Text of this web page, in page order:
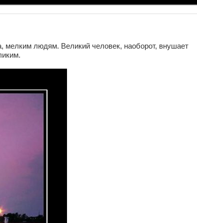
мелким людям. Великий человек, наоборот, внушает